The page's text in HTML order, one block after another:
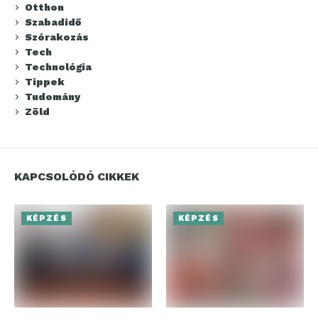
Otthon
Szabadidő
Szórakozás
Tech
Technológia
Tippek
Tudomány
Zöld
KAPCSOLÓDÓ CIKKEK
KÉPZÉS KÉPZÉS